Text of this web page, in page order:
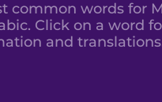
common words for
Click on a word
and